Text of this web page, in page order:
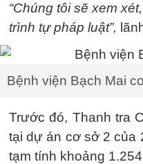
“Chúng tôi sẽ xem
trình tự pháp luật”,
Bệnh viện Bạch Mai
Trước đó, Thanh tra
tại dự án cơ sở 2 của
tạm tính khoảng